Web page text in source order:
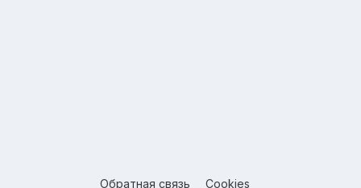
Обратная связь Cookies